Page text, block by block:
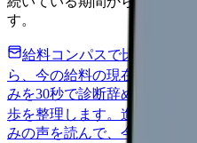
す。
給料コンパスで比較する
ら、今の給料の現在地を確認
みを30秒で診断辞めるべきか
歩を整理します。 進む
みの声を読んで、今の職場だ